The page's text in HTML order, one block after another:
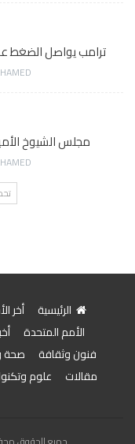
ترامب يواصل الضغط
مجلس الشيوخ
الرئيسية أخر
الأمم المتحدة
فنون وثقافة
صحة
مقالات
علوم